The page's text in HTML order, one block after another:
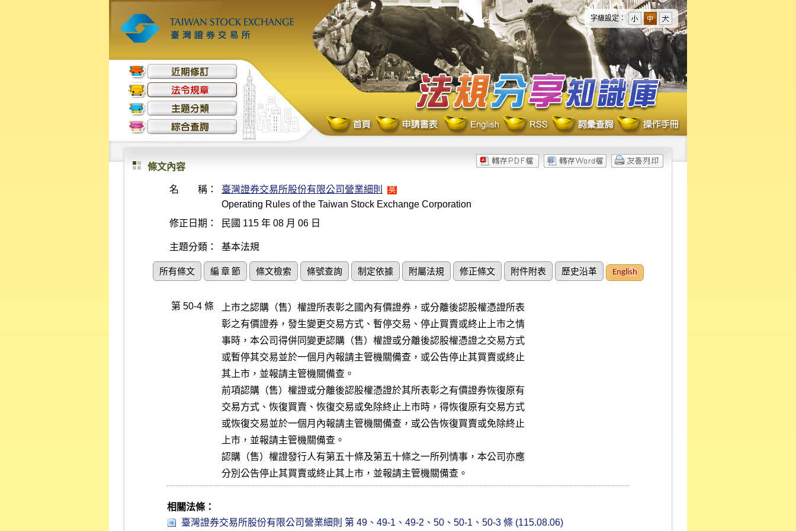
字級設定：
條文內容
名 稱： 臺灣證券交易所股份有限公司營業細則 英
Operating Rules of the Taiwan Stock Exchange Corporation
修正日期：
民國 115 年 08 月 06 日
主題分類： 基本法規
所有條文 編 章 節 條文檢索 條號查詢 制定依據 附屬法規 修正條文 附件附表 歷史沿革 English
第 50-4 條
上市之認購（售）權證所表彰之國內有價證券，或分離後認股權憑證所表
彰之有價證券，發生變更交易方式、暫停交易、停止買賣或終止上市之情
事時，本公司得併同變更認購（售）權證或分離後認股權憑證之交易方式
或暫停其交易並於一個月內報請主管機關備查，或公告停止其買賣或終止
其上市，並報請主管機關備查。
前項認購（售）權證或分離後認股權憑證於其所表彰之有價證券恢復原有
交易方式、恢復買賣、恢復交易或免除終止上市時，得恢復原有交易方式
或恢復交易並於一個月內報請主管機關備查，或公告恢復買賣或免除終止
上市，並報請主管機關備查。
認購（售）權證發行人有第五十條及第五十條之一所列情事，本公司亦應
分別公告停止其買賣或終止其上市，並報請主管機關備查。
相關法條：
臺灣證券交易所股份有限公司營業細則 第 49、49-1、49-2、50、50-1、50-3 條 (115.08.06)